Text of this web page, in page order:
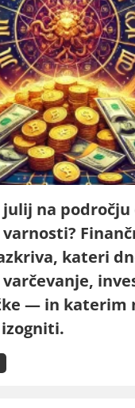
julij na
kateri
— in katerim